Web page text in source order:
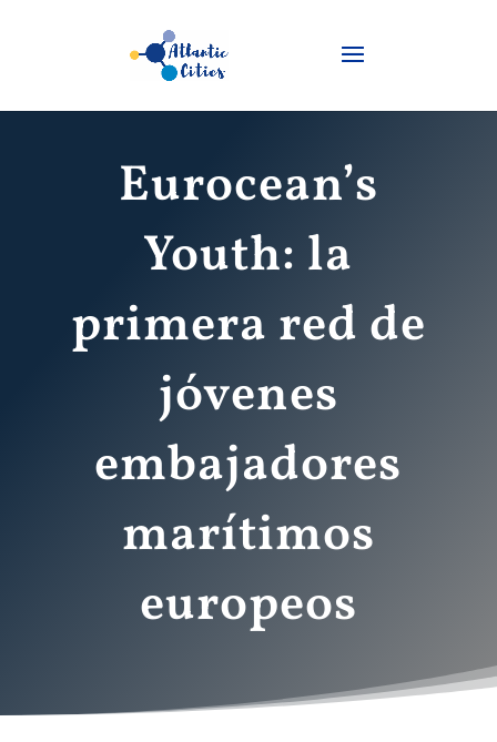
Eurocean’s
Youth: la
primera red de
jóvenes
embajadores
marítimos
europeos